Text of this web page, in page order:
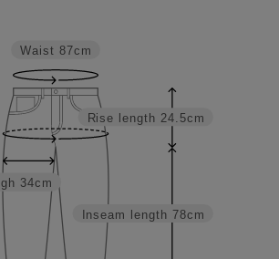
Inseam length 78cm
Rise length 24.5cm
34cm
Waist 87cm